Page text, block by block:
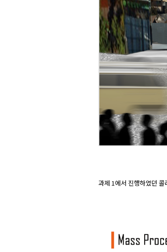
과제 1에서 진행하였던